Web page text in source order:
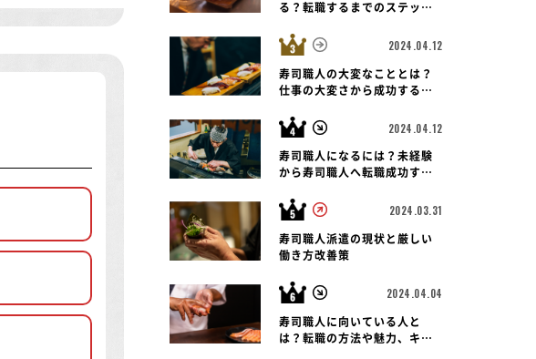
る？転職するまでのステップ
2024.04.12
寿司職人の大変なこととは？
仕事の大変さから成功する転
2024.04.12
寿司職人になるには？未経験
から寿司職人へ転職成功する
2024.03.31
寿司職人派遣の現状と厳しい
働き方改善策
2024.04.04
寿司職人に向いている人と
は？転職の方法や魅力、キャ